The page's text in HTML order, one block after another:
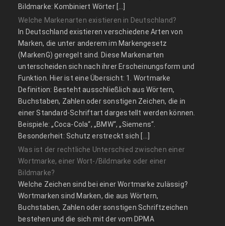
Bildmarke: Kombiniert Wörter […]
Welche Markenarten existieren in Deutschland?
In Deutschland existieren verschiedene Arten von
Marken, die unter anderem im Markengesetz
(MarkenG) geregelt sind. Diese Markenarten
unterscheiden sich nach ihrer Erscheinungsform und
Funktion. Hier ist eine Übersicht: 1. Wortmarke
Definition: Besteht ausschließlich aus Wörtern,
Buchstaben, Zahlen oder sonstigen Zeichen, die in
einer Standard-Schriftart dargestellt werden können.
Beispiele: „Coca-Cola“, „BMW“, „Siemens“.
Besonderheit: Schutz erstreckt sich […]
Was ist der rechtliche Unterschied zwischen einer
Wortmarke, einer Wort-/Bildmarke oder einer
Bildmarke?
Welche Zeichen sind bei einer Wortmarke zulässig?
Wortmarken sind Marken, die aus Wörtern,
Buchstaben, Zahlen oder sonstigen Schriftzeichen
bestehen und die sich mit der vom DPMA